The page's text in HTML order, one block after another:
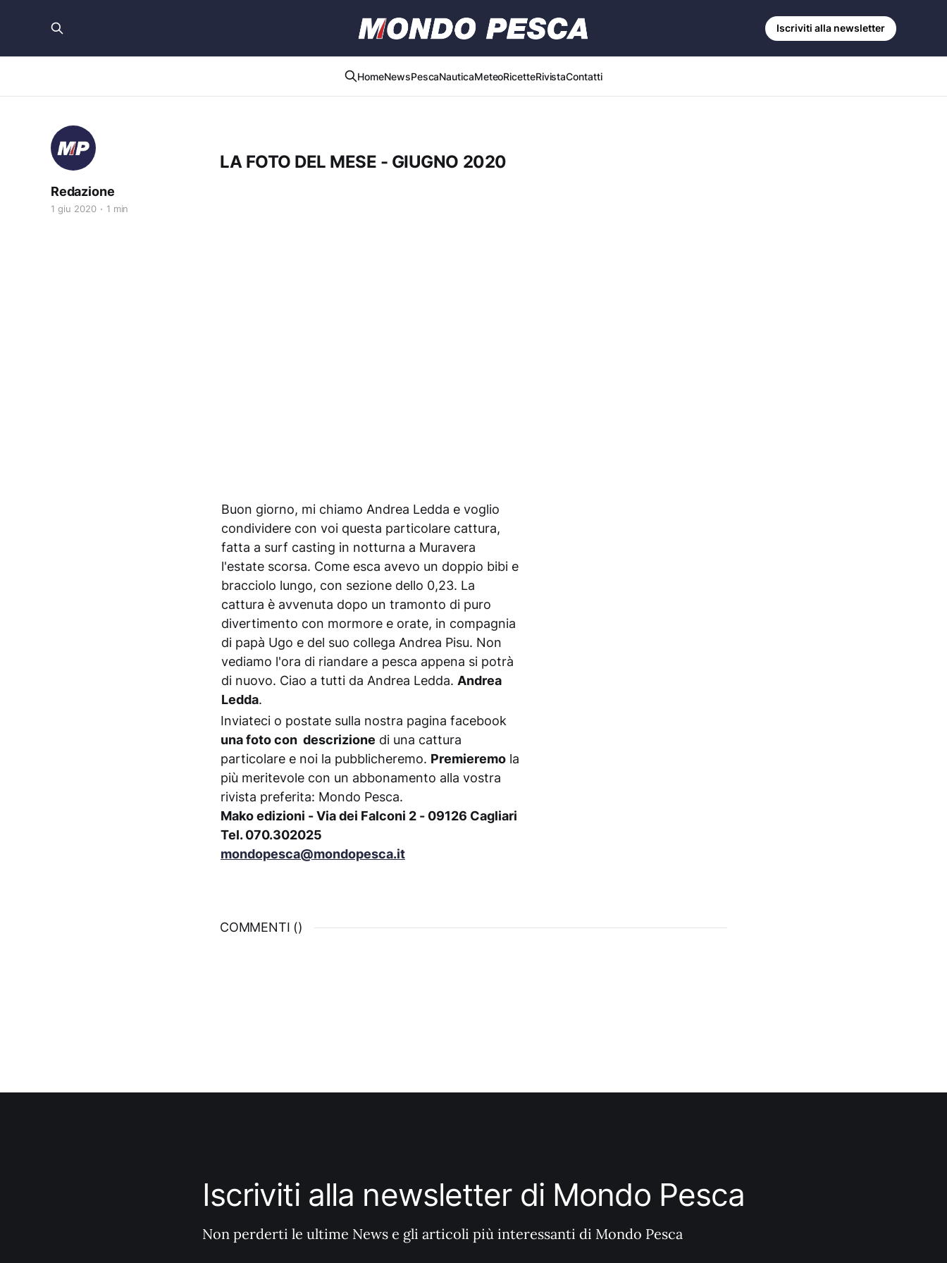
HomeNewsPescaNauticaMeteoRicetteRivistaContatti
Iscriviti alla newsletter
LA FOTO DEL MESE - GIUGNO 2020
Redazione
1 giu 2020 1 min
Buon giorno, mi chiamo Andrea Ledda e voglio
condividere con voi questa particolare cattura,
fatta a surf casting in notturna a Muravera
l'estate scorsa. Come esca avevo un doppio bibi e
bracciolo lungo, con sezione dello 0,23. La
cattura è avvenuta dopo un tramonto di puro
divertimento con mormore e orate, in compagnia
di papà Ugo e del suo collega Andrea Pisu. Non
vediamo l'ora di riandare a pesca appena si potrà
di nuovo. Ciao a tutti da Andrea Ledda. Andrea
Ledda.
Inviateci o postate sulla nostra pagina facebook
una foto con descrizione di una cattura
particolare e noi la pubblicheremo. Premieremo la
più meritevole con un abbonamento alla vostra
rivista preferita: Mondo Pesca.
Mako edizioni - Via dei Falconi 2 - 09126 Cagliari
Tel. 070.302025
mondopesca@mondopesca.it
COMMENTI ()
Iscriviti alla newsletter di Mondo Pesca
Non perderti le ultime News e gli articoli più interessanti di Mondo Pesca